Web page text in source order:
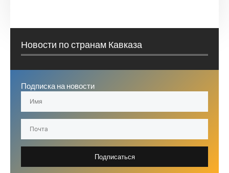
Новости по странам Кавказа
Подписка на новости
Подписаться